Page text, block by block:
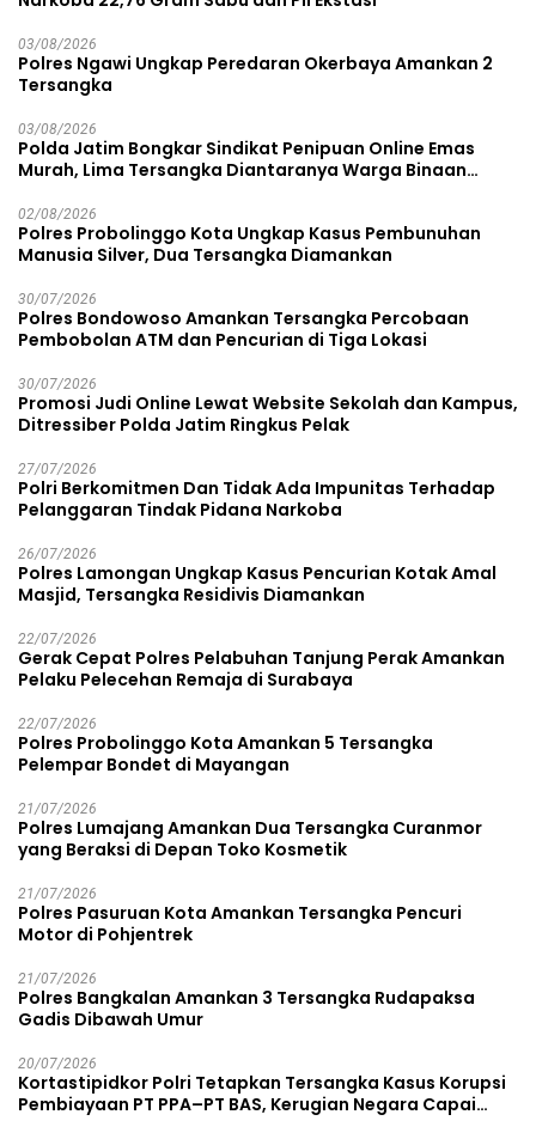
03/08/2026
Polres Ngawi Ungkap Peredaran Okerbaya Amankan 2
Tersangka
03/08/2026
Polda Jatim Bongkar Sindikat Penipuan Online Emas
Murah, Lima Tersangka Diantaranya Warga Binaan
02/08/2026
Polres Probolinggo Kota Ungkap Kasus Pembunuhan
Manusia Silver, Dua Tersangka Diamankan
30/07/2026
Polres Bondowoso Amankan Tersangka Percobaan
Pembobolan ATM dan Pencurian di Tiga Lokasi
30/07/2026
Promosi Judi Online Lewat Website Sekolah dan Kampus,
Ditressiber Polda Jatim Ringkus Pelak
27/07/2026
Polri Berkomitmen Dan Tidak Ada Impunitas Terhadap
Pelanggaran Tindak Pidana Narkoba
26/07/2026
Polres Lamongan Ungkap Kasus Pencurian Kotak Amal
Masjid, Tersangka Residivis Diamankan
22/07/2026
Gerak Cepat Polres Pelabuhan Tanjung Perak Amankan
Pelaku Pelecehan Remaja di Surabaya
22/07/2026
Polres Probolinggo Kota Amankan 5 Tersangka
Pelempar Bondet di Mayangan
21/07/2026
Polres Lumajang Amankan Dua Tersangka Curanmor
yang Beraksi di Depan Toko Kosmetik
21/07/2026
Polres Pasuruan Kota Amankan Tersangka Pencuri
Motor di Pohjentrek
21/07/2026
Polres Bangkalan Amankan 3 Tersangka Rudapaksa
Gadis Dibawah Umur
20/07/2026
Kortastipidkor Polri Tetapkan Tersangka Kasus Korupsi
Pembiayaan PT PPA–PT BAS, Kerugian Negara Capai